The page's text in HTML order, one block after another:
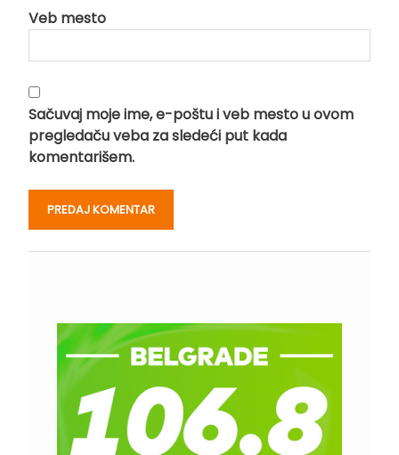
Veb mesto
Sačuvaj moje ime, e-poštu i veb mesto u ovom
pregledaču veba za sledeći put kada
komentarišem.